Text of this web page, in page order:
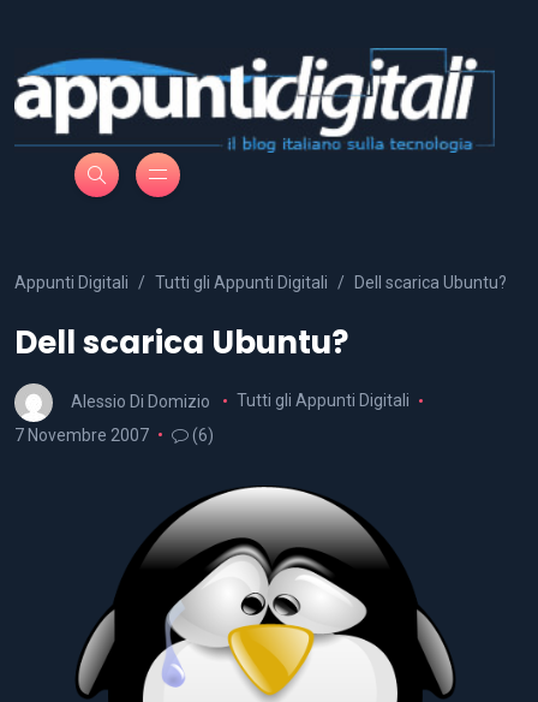
Appunti Digitali Tutti gli Appunti Digitali Dell scarica Ubuntu?
Dell scarica Ubuntu?
Alessio Di Domizio
Tutti gli Appunti Digitali
7 Novembre 2007
(6)